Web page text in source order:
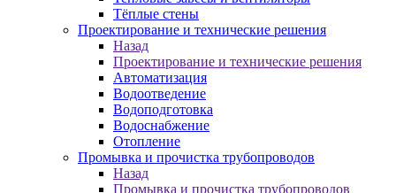
Тёплые стены
Проектирование и технические решения
Назад
Проектирование и технические решения
Автоматизация
Водоотведение
Водоподготовка
Водоснабжение
Отопление
Промывка и прочистка трубопроводов
Назад
Промывка и прочистка трубопроводов